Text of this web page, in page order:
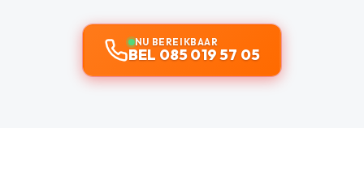
NU BEREIKBAAR
BEL 085 019 57 05